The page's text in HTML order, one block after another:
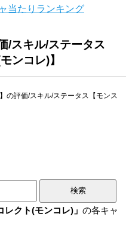
当たりランキング
/スキル/ステータス
ンコレ)】
の評価/スキル/ステータス【モンス
レクト(モンコレ)」 の各キャ